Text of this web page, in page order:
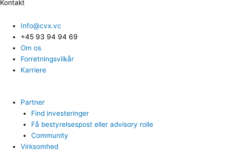
Kontakt
Info@cvx.vc
+45 93 94 94 69
Om os
Forretningsvilkår
Karriere
Partner
Find investeringer
Få bestyrelsespost eller advisory rolle
Community
Virksomhed